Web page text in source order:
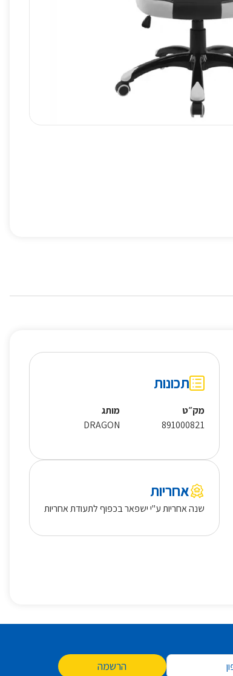
תכונות
מק״ט
891000821
מותג
DRAGON
אחריות
שנה אחריות ע"י ישפאר בכפוף לתעודת אחריות
הרשמה